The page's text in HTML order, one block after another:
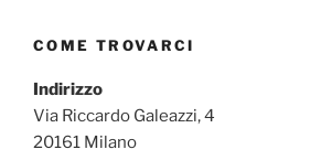
COME TROVARCI
Indirizzo
Via Riccardo Galeazzi, 4
20161 Milano